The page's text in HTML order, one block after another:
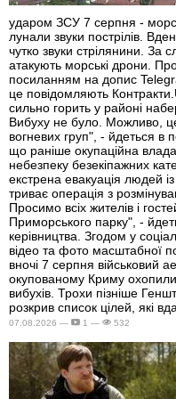
ударом ЗСУ 7 серпня -
лунали звуки пострілів.
чутко звуки стрілянини. За
атакують морські дрони.
посиланням на допис
це повідомляють
сильно горить у районі
Вибуху не було. Можливо,
вогневих груп", - йдеться в
що раніше окупаційна
небезпеку безекіпажних
екстрена евакуація людей
триває операція з
Просимо всіх жителів і
Приморського парку", -
керівництва. Згодом у
відео та фото масштабної
вночі 7 серпня військовий
окупованому Криму охопили
вибухів. Трохи пізніше
розкрив список цілей, які
07.08.2026 — 1 — 532